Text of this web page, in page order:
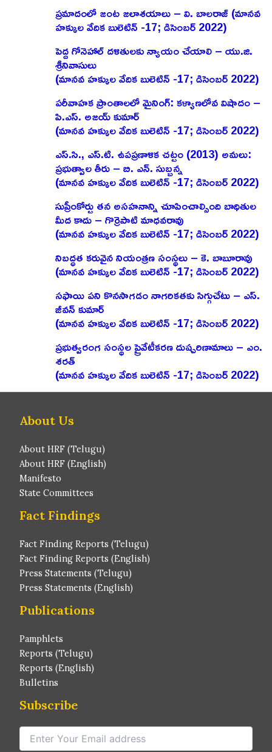
ప్రమాదంలో జంట జలాశయాలు – వి. బాలరాజ్‌ (మానవ
హక్కుల వేదిక బులెటిన్ -17; డిసెంబర్ 2022)
పెద్ద గోనెహాల్‌ దళితులకు న్యాయం చేయాలి – యు.జి.
శ్రీనివాసులు
(మానవ హక్కుల వేదిక బులెటిన్ -17; డిసెంబర్ 2022)
పరీవాహక ప్రాంతాలలో మైనింగ్‌: కళ్యాణలోవ విషాదం –
పి.ఎస్‌. అజయ్‌ కుమార్‌
(మానవ హక్కుల వేదిక బులెటిన్ -17; డిసెంబర్ 2022)
ఎస్‌.సి., ఎస్‌.టి. ఉపప్రణాళిక చట్టం (2013) అమలు:
ప్రభుత్వాల తీరు – బి. ఎన్‌. సుబ్బన్న
(మానవ హక్కుల వేదిక బులెటిన్ -17; డిసెంబర్ 2022)
సుప్రీంకోర్టు తన అసహనాన్ని చూపించాల్సింది బాధితుల
మీద కాదు – గొర్రెపాటి మాధవరావు
(మానవ హక్కుల వేదిక బులెటిన్ -17; డిసెంబర్ 2022)
నిబద్ధత కరువైన నియంత్రణ సంస్థలు – కె. బాబూరావు
(మానవ హక్కుల వేదిక బులెటిన్ -17; డిసెంబర్ 2022)
సఫాయి పని కొనసాగడం నాగరికతకు సిగ్గుచేటు – ఎస్‌.
జీవన్‌ కుమార్‌
(మానవ హక్కుల వేదిక బులెటిన్ -17; డిసెంబర్ 2022)
ప్రభుత్వరంగ సంస్థల ప్రైవేటీకరణ దుష్పరిణామాలు – ఎం.
శరత్‌
(మానవ హక్కుల వేదిక బులెటిన్ -17; డిసెంబర్ 2022)
About Us
About HRF (Telugu)
About HRF (English)
Manifesto
State Committees
Fact Findings
Fact Finding Reports (Telugu)
Fact Finding Reports (English)
Press Statements (Telugu)
Press Statements (English)
Publications
Pamphlets
Reports (Telugu)
Reports (English)
Bulletins
Subscribe